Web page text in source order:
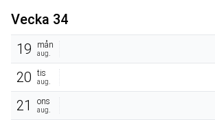
Vecka 34
19
mån
aug.
20 tis
aug.
21 ons
aug.